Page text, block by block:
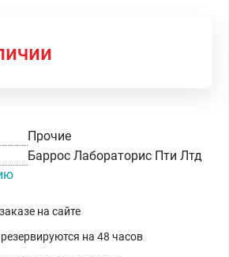
Прочие
Баррос Лабораторис Пти Лтд
на сайте
на 48 часов